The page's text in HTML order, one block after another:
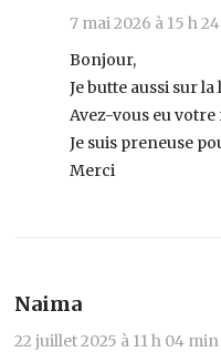
7 mai 2026 à 15 h
Bonjour,
Je butte aussi sur la
Avez-vous eu votre
Je suis preneuse
Merci
Naima
22 juillet 2025 à 11 h 04 min